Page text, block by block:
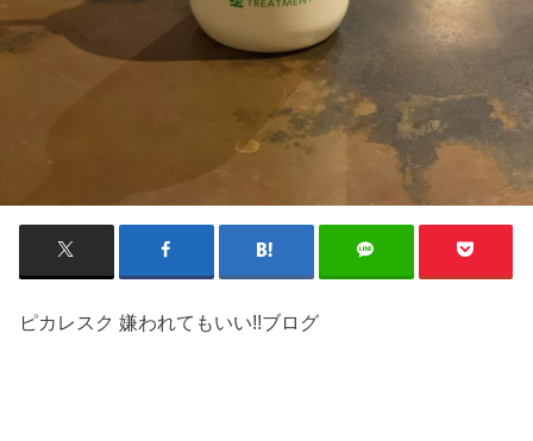
ピカレスク 嫌われてもいい!!ブログ